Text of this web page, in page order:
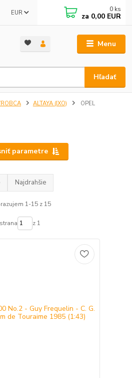
Menu
EUR
Hľadať
0 ks
za 0,00 EUR
ALTAYA (IXO) OPEL
parametre
Najdrahšie
1-15 z 15
strana z 1